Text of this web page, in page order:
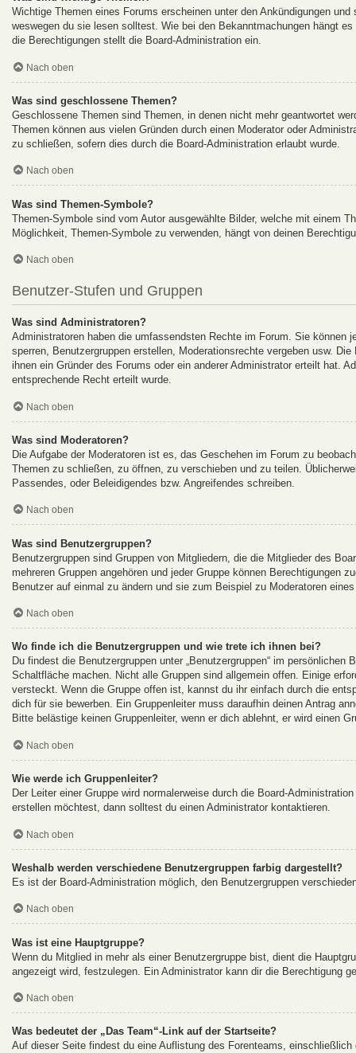
Wichtige Themen eines Forums erscheinen unter den Ankündigungen
weswegen du sie lesen solltest. Wie bei den Bekanntmachungen hängt
die Berechtigungen stellt die Board-Administration ein.
Nach oben
Was sind geschlossene Themen?
Geschlossene Themen sind Themen, in denen nicht mehr geantwortet
Themen können aus vielen Gründen durch einen Moderator oder
zu schließen, sofern dies durch die Board-Administration erlaubt wurde.
Nach oben
Was sind Themen-Symbole?
Themen-Symbole sind vom Autor ausgewählte Bilder, welche mit einem
Möglichkeit, Themen-Symbole zu verwenden, hängt von deinen
Nach oben
Benutzer-Stufen und Gruppen
Was sind Administratoren?
Administratoren haben die umfassendsten Rechte im Forum. Sie
sperren, Benutzergruppen erstellen, Moderationsrechte vergeben usw.
ihnen ein Gründer des Forums oder ein anderer Administrator erteilt hat.
entsprechende Recht erteilt wurde.
Nach oben
Was sind Moderatoren?
Die Aufgabe der Moderatoren ist es, das Geschehen im Forum zu
Themen zu schließen, zu öffnen, zu verschieben und zu teilen.
Passendes, oder Beleidigendes bzw. Angreifendes schreiben.
Nach oben
Was sind Benutzergruppen?
Benutzergruppen sind Gruppen von Mitgliedern, die die Mitglieder des
mehreren Gruppen angehören und jeder Gruppe können Berechtigungen
Benutzer auf einmal zu ändern und sie zum Beispiel zu Moderatoren
Nach oben
Wo finde ich die Benutzergruppen und wie trete ich ihnen bei?
Du findest die Benutzergruppen unter „Benutzergruppen“ im
Schaltfläche machen. Nicht alle Gruppen sind allgemein offen. Einige
versteckt. Wenn die Gruppe offen ist, kannst du ihr einfach durch die
dich für sie bewerben. Ein Gruppenleiter muss daraufhin deinen Antrag
Bitte belästige keinen Gruppenleiter, wenn er dich ablehnt, er wird einen
Nach oben
Wie werde ich Gruppenleiter?
Der Leiter einer Gruppe wird normalerweise durch die Board-
erstellen möchtest, dann solltest du einen Administrator kontaktieren.
Nach oben
Weshalb werden verschiedene Benutzergruppen farbig dargestellt?
Es ist der Board-Administration möglich, den Benutzergruppen
Nach oben
Was ist eine Hauptgruppe?
Wenn du Mitglied in mehr als einer Benutzergruppe bist, dient die
angezeigt wird, festzulegen. Ein Administrator kann dir die Berechtigung
Nach oben
Was bedeutet der „Das Team“-Link auf der Startseite?
Auf dieser Seite findest du eine Auflistung des Forenteams,